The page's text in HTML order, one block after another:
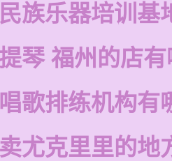
族乐器培训基
琴 福州的店
歌排练机构有
尤克里里的地